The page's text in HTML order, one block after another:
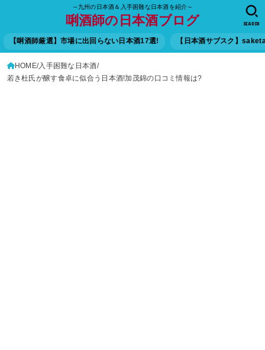
～九州の日本酒＆入手困難な日本酒を紹介～
唎酒師の日本酒ブログ
【唎酒師厳選】市場に出回らない日本酒17選! 【日本酒サブスク】
SEARCH
HOME 入手困難な日本酒
若き杜氏が醸す食卓に似合う日本酒!加茂錦の口コミ情報は?